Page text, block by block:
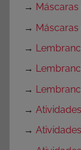
→
→
→
→
→
→
→